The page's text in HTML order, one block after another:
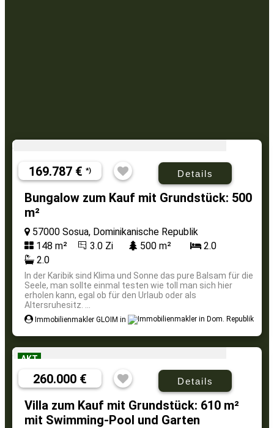
169.787 € *) Details
Bungalow zum Kauf mit Grundstück: 500
m²
57000 Sosua, Dominikanische Republik
148 m²
3.0 Zi 500 m²
2.0
2.0
In der Karibik sind Klima und Sonne das pure Balsam für die
Seele, man sollte einmal testen wie toll man sich hier
erholen kann, egal ob für den Urlaub oder als
Altersruhesitz. ...
Immobilienmakler GLOIM in
AKT
260.000 € Details
Villa zum Kauf mit Grundstück: 610 m²
mit Swimming-Pool und Garten